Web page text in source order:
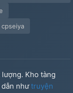
cpseiya
Kho tàng
nhưtruyện